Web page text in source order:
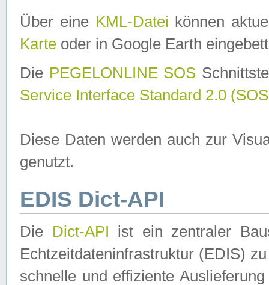
Über eine KML-Datei können
Karte oder in Google Earth
Die PEGELONLINE SOS
Service Interface Standard 2.0
Diese Daten werden auch zur
genutzt.
EDIS Dict-API
Die Dict-API ist ein zentraler
Echtzeitdateninfrastruktur (EDIS)
schnelle und effiziente